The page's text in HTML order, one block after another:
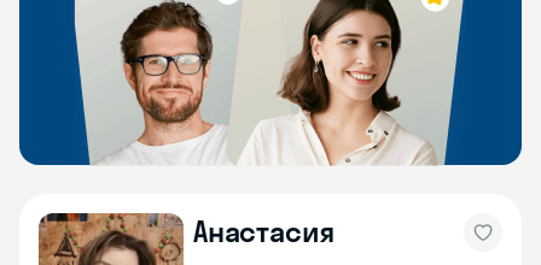
Анастасия